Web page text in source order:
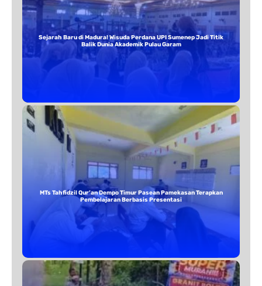
Sejarah Baru di Madura! Wisuda Perdana UPI Sumenep Jadi Titik
Balik Dunia Akademik Pulau Garam
MTs Tahfidzil Qur’an Dempo Timur Pasean Pamekasan Terapkan
Pembelajaran Berbasis Presentasi